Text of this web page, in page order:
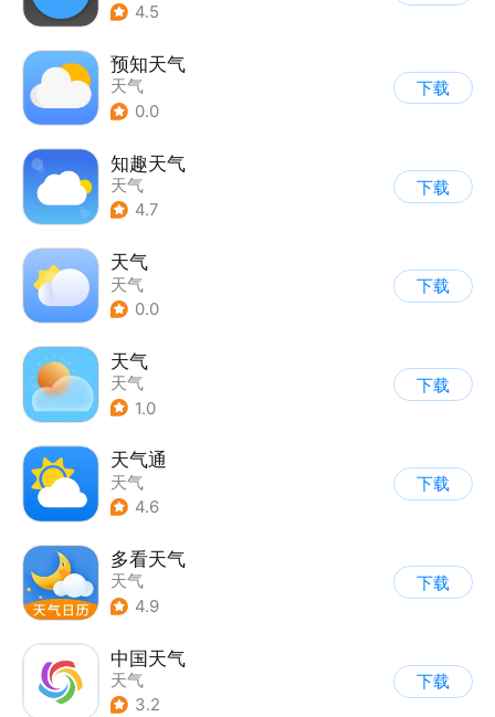
4.5
预知天气
天气
0.0
下载
知趣天气
天气
4.7
下载
天气
天气
0.0
下载
天气
天气
1.0
下载
天气通
天气
4.6
下载
多看天气
天气
4.9
下载
中国天气
天气
3.2
下载